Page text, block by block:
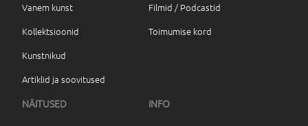
Vanem kunst
Kollektsioonid
Kunstnikud
Artiklid ja soovitused
Filmid / Podcastid
Toimumise kord
NÄITUSED INFO